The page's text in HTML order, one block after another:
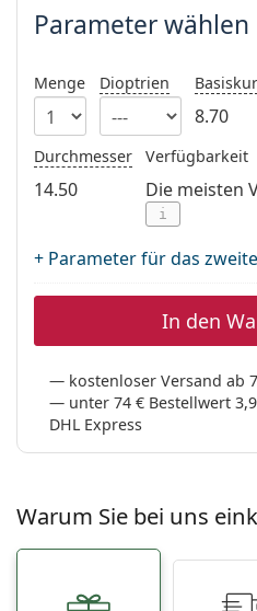
Persol
Alle Marken
Parameter wählen
Menge Dioptrien
8.70
Durchmesser
14.50
Verfügbarkeit
Die meisten
i
+ Parameter für das
In den
kostenloser Versand ab
unter 74 € Bestellwert
DHL Express
Warum Sie bei uns